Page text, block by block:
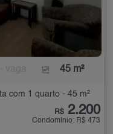
45 m²
com 1 quarto - 45 m²
R$ 2.200
Condomínio: R$ 473